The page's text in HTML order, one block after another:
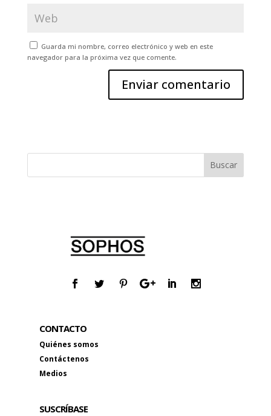
Guarda mi nombre, correo electrónico y web en este
navegador para la próxima vez que comente.
CONTACTO
Quiénes somos
Contáctenos
Medios
SUSCRÍBASE